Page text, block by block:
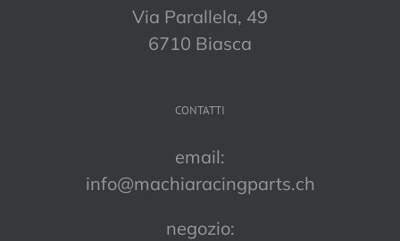
Via Parallela, 49
6710 Biasca
CONTATTI
email:
info@machiaracingparts.ch
negozio: